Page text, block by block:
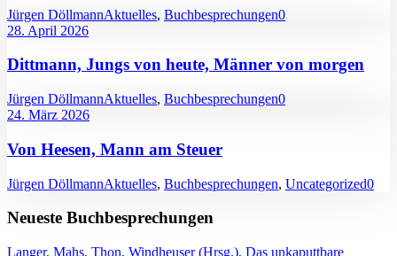
Jürgen DöllmannAktuelles, Buchbesprechungen0
28. April 2026
Dittmann, Jungs von heute, Männer von morgen
Jürgen DöllmannAktuelles, Buchbesprechungen0
24. März 2026
Von Heesen, Mann am Steuer
Jürgen DöllmannAktuelles, Buchbesprechungen, Uncategorized0
Neueste Buchbesprechungen
Langer, Mahs, Thon, Windheuser (Hrsg.), Das unkaputtbare